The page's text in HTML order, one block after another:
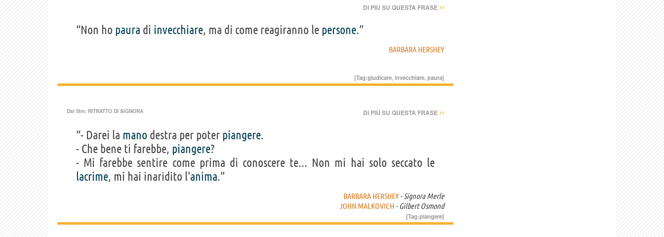
DI PIÙ SU QUESTA FRASE ››
“Non ho paura di invecchiare, ma di come reagiranno le persone.”
BARBARA HERSHEY
[Tag:giudicare,invecchiare,paura]
Dal film: RITRATTO DI SIGNORA DI PIÙ SU QUESTA FRASE ››
“- Darei la mano destra per poter piangere.
- Che bene ti farebbe, piangere?
- Mi farebbe sentire come prima di conoscere te... Non mi hai solo seccato le
lacrime, mi hai inaridito l'anima.”
BARBARA HERSHEY - Signora Merle
JOHN MALKOVICH - Gilbert Osmond
[Tag:piangere]